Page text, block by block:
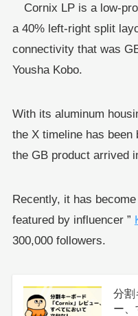
Cornix LP is a low-
a 40% left-right split
connectivity that was
Yousha Kobo.
With its aluminum
the X timeline has
the GB product arrived
Recently, it has
featured by influencer ”
300,000 followers.
分割
ー